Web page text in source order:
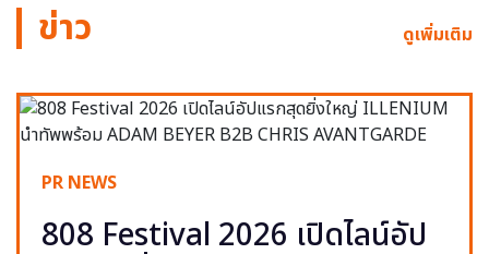
ข่าว ดูเพิ่มเติม
PR NEWS
808 Festival 2026 เปิดไลน์อัป